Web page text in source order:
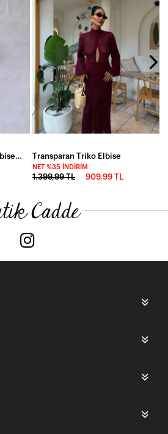
İthal Dabıl Kumaş Pileli Elbise Bordo Transparan Triko Elbise
NET %35 İNDIRIM
1.399,99 TL 909,99 TL